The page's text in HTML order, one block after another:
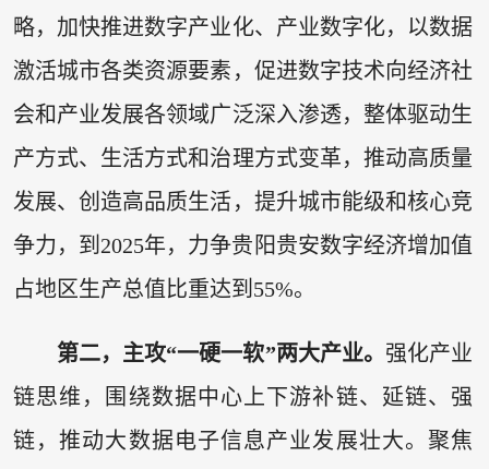
略，加快推进数字产业化、产业数字化，以数据
激活城市各类资源要素，促进数字技术向经济社
会和产业发展各领域广泛深入渗透，整体驱动生
产方式、生活方式和治理方式变革，推动高质量
发展、创造高品质生活，提升城市能级和核心竞
争力，到2025年，力争贵阳贵安数字经济增加值
占地区生产总值比重达到55%。
第二，主攻“一硬一软”两大产业。 强化产业
链思维，围绕数据中心上下游补链、延链、强
链，推动大数据电子信息产业发展壮大。聚焦